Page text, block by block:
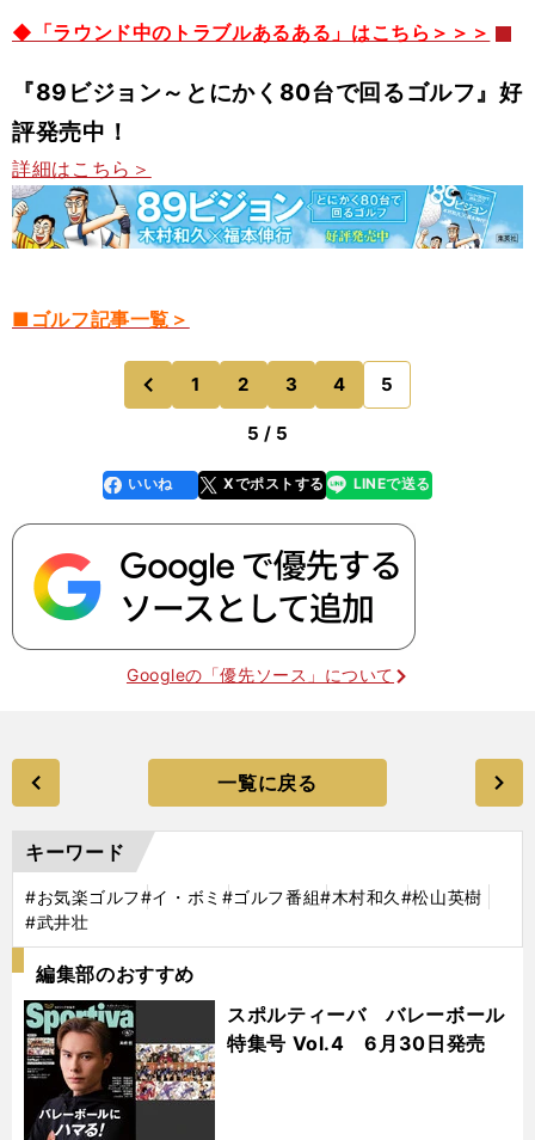
◆「ラウンド中のトラブルあるある」はこちら＞＞＞
『89ビジョン～とにかく80台で回るゴルフ』好
評発売中！
詳細はこちら＞
■ゴルフ記事一覧＞
前
のページへ
1 2 3 4 5
5 / 5
faceboo
k
いいね Xでポストする
line LINEで送る
Googleの「優先ソース」について
一覧に戻る
キーワード
#お気楽ゴルフ#イ・ボミ #ゴルフ番組#木村和久 #松山英樹
#武井壮
編集部のおすすめ
スポルティーバ バレーボール
特集号 Vol.4 6月30日発売